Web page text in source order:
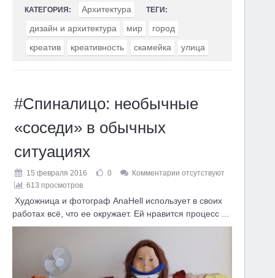
КАТЕГОРИЯ: Архитектура ТЕГИ:
дизайн и архитектура мир
город
креатив
креативность скамейка улица
#Спиналицо: необычные
«соседи» в обычных
ситуациях
15 февраля 2016 0
Комментарии отсутствуют
613 просмотров
Художница и фотограф AnaHell использует в своих
работах всё, что ее окружает. Ей нравится процесс ...